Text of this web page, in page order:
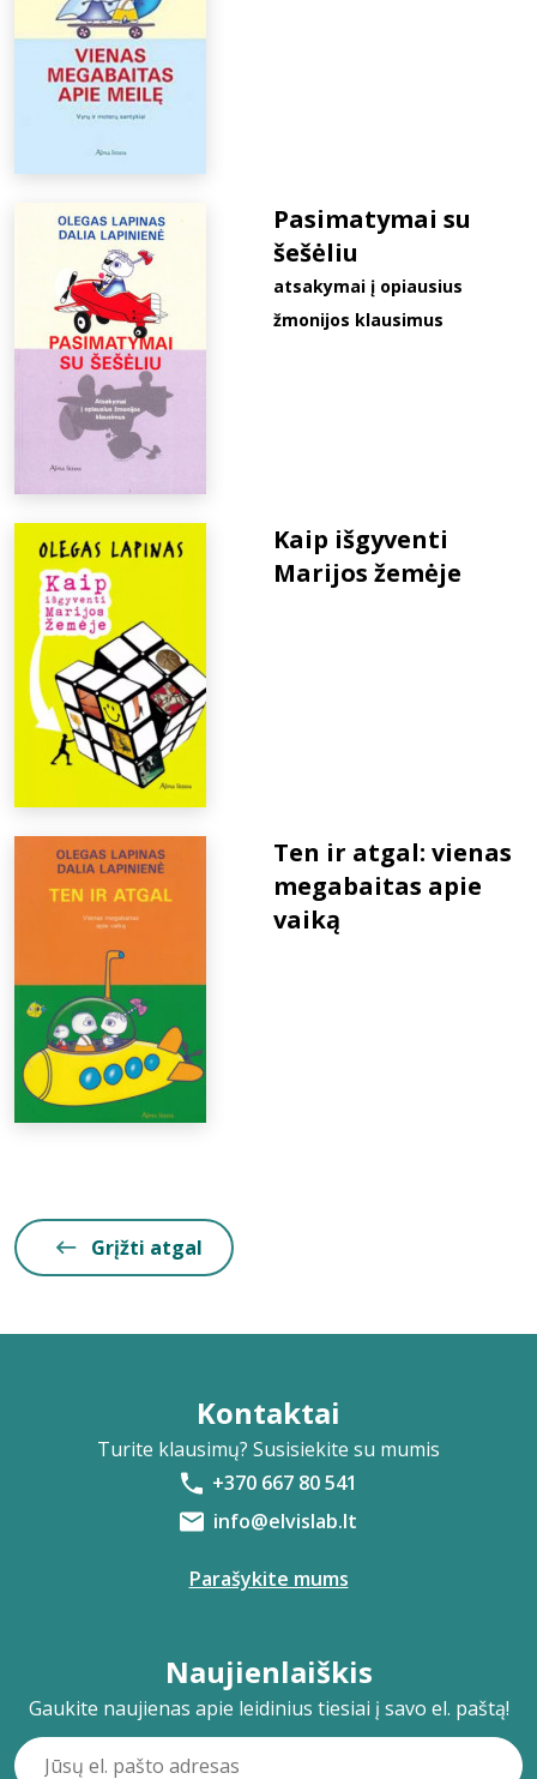
Pasimatymai su
šešėliu
atsakymai į opiausius
žmonijos klausimus
Kaip išgyventi
Marijos žemėje
Ten ir atgal: vienas
megabaitas apie
vaiką
Grįžti atgal
Kontaktai
Turite klausimų? Susisiekite su mumis
+370 667 80 541
info@elvislab.lt
Parašykite mums
Naujienlaiškis
Gaukite naujienas apie leidinius tiesiai į savo el. paštą!